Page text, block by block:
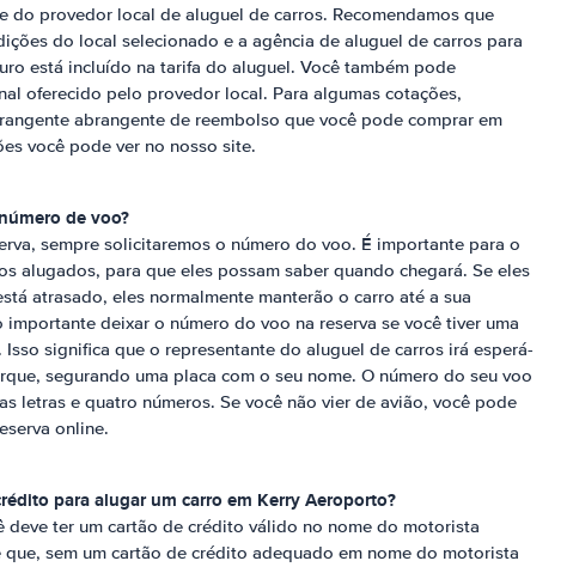
do provedor local de aluguel de carros. Recomendamos que
do local selecionado e a agência de aluguel de carros para
está incluído na tarifa do aluguel. Você também pode
oferecido pelo provedor local. Para algumas cotações,
abrangente de reembolso que você pode comprar em
você pode ver no nosso site.
de voo?
sempre solicitaremos o número do voo. É importante para o
alugados, para que eles possam saber quando chegará. Se eles
atrasado, eles normalmente manterão o carro até a sua
importante deixar o número do voo na reserva se você tiver uma
Isso significa que o representante do aluguel de carros irá esperá-
segurando uma placa com o seu nome. O número do seu voo
letras e quatro números. Se você não vier de avião, você pode
online.
para alugar um carro em Kerry Aeroporto?
deve ter um cartão de crédito válido no nome do motorista
que, sem um cartão de crédito adequado em nome do motorista